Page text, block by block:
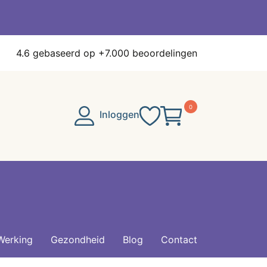
4.6 gebaseerd op +7.000 beoordelingen
Inloggen
0
Gezondheid Blog Contact